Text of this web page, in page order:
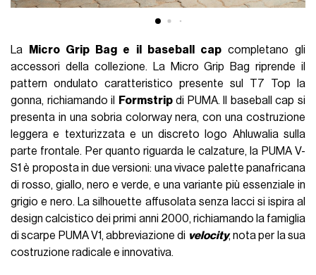
La Micro Grip Bag e il baseball capcompletano gli
accessori della collezione. La Micro Grip Bag riprende il
pattern ondulato caratteristico presente sul T7 Top la
gonna, richiamando il
Formstripdi PUMA. Il baseball cap si
presenta in una sobria colorway nera, con una costruzione
leggera e texturizzata e un discreto logo Ahluwalia sulla
parte frontale. Per quanto riguarda le calzature, la PUMA V-
S1 è proposta in due versioni: una vivace palette panafricana
di rosso, giallo, nero e verde, e una variante più essenziale in
grigio e nero. La silhouette affusolata senza lacci si ispira al
design calcistico dei primi anni 2000, richiamando la famiglia
di scarpe PUMA V1, abbreviazione di velocity, nota per la sua
costruzione radicale e innovativa.